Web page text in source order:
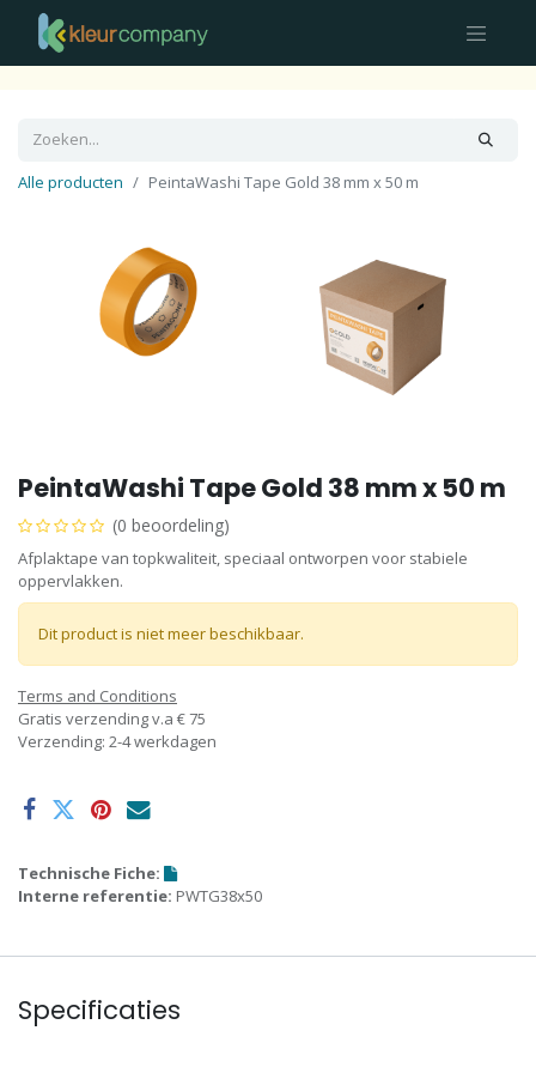
Alle producten PeintaWashi Tape Gold 38 mm x 50 m
PeintaWashi Tape Gold 38 mm x 50 m
(0 beoordeling)
Afplaktape van topkwaliteit, speciaal ontworpen voor stabiele
oppervlakken.
Dit product is niet meer beschikbaar.
Terms and Conditions
Gratis verzending v.a € 75
Verzending: 2-4 werkdagen
Technische Fiche:
Interne referentie: PWTG38x50
Specificaties